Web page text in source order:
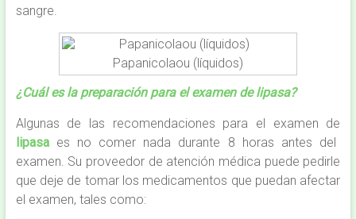
sangre.
Papanicolaou (líquidos)
¿Cuál es la preparación para el examen de lipasa?
Algunas de las recomendaciones para el examen de
lipasaes no comer nada durante 8 horas antes del
examen. Su proveedor de atención médica puede pedirle
que deje de tomar los medicamentos que puedan afectar
el examen, tales como: